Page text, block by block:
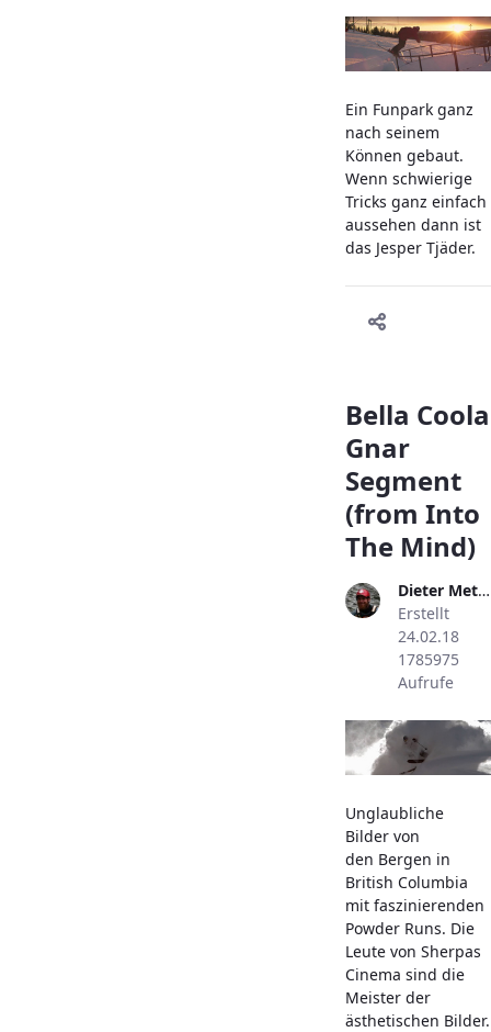
Ein Funpark ganz
nach seinem
Können gebaut.
Wenn schwierige
Tricks ganz einfach
aussehen dann ist
das Jesper Tjäder.
Bella Coola
Gnar
Segment
(from Into
The Mind)
Dieter Metzler
Erstellt
24.02.18
1785975
Aufrufe
Unglaubliche
Bilder von
den Bergen in
British Columbia
mit faszinierenden
Powder Runs. Die
Leute von Sherpas
Cinema sind die
Meister der
ästhetischen Bilder.